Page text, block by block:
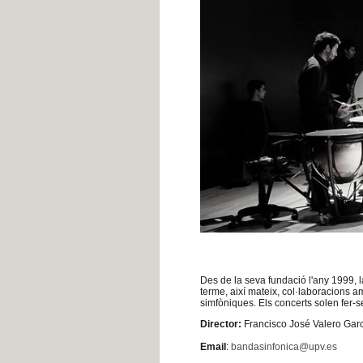
Des de la seva fundació l'any 1999,
terme, així mateix, col·laboracions
simfòniques. Els concerts solen fer-
Director: Francisco José Valero
Email: bandasinfonica@upv.es